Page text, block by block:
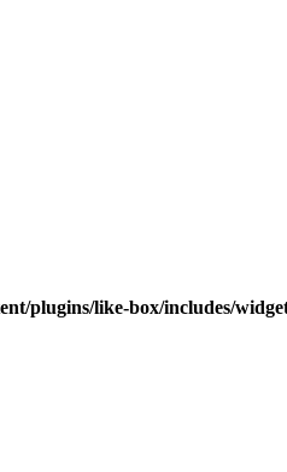
plugins/like-box/includes/